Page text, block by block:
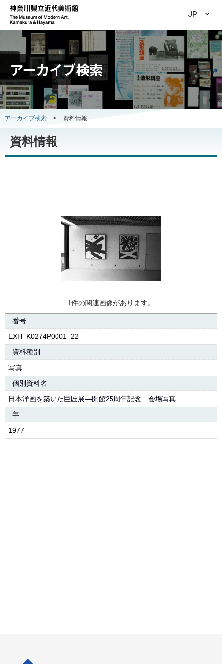
JP
アーカイブ検索
アーカイブ検索 > 資料情報
資料情報
1件の関連画像があります。
番号
EXH_K0274P0001_22
資料種別
写真
個別資料名
日本洋画を築いた巨匠展―開館25周年記念 会場写真
年
1977